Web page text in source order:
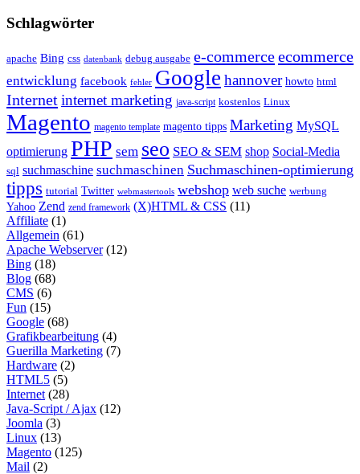
Schlagwörter
apache Bing css datenbank debug ausgabe e-commerceecommerce
entwicklung facebook fehler Google hannover howto html
Internetinternet marketing java-script kostenlos Linux
Magento magento template magento tipps Marketing MySQL
optimierung PHP sem seo SEO & SEM shop Social-Media
sql suchmaschine suchmaschinen Suchmaschinen-optimierung
tipps tutorial Twitter webmastertools webshop web suche werbung
Yahoo Zend zend framework (X)HTML & CSS (11)
Affiliate (1)
Allgemein (61)
Apache Webserver(12)
Bing (18)
Blog (68)
CMS (6)
Fun (15)
Google (68)
Grafikbearbeitung (4)
Guerilla Marketing (7)
Hardware (2)
HTML5 (5)
Internet (28)
Java-Script / Ajax (12)
Joomla (3)
Linux (13)
Magento (125)
Mail (2)